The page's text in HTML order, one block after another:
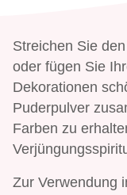
Streichen Sie
oder fügen Sie
Dekorationen
Puderpulver
Farben zu
Zur Verwendung